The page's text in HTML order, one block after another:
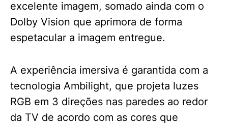
excelente imagem, somado ainda com o
Dolby Vision que aprimora de forma
espetacular a imagem entregue.
A experiência imersiva é garantida com a
tecnologia Ambilight, que projeta luzes
RGB em 3 direções nas paredes ao redor
da TV de acordo com as cores que